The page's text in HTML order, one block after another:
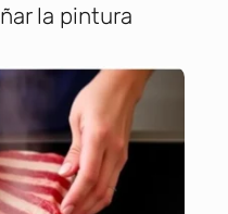
la pintura